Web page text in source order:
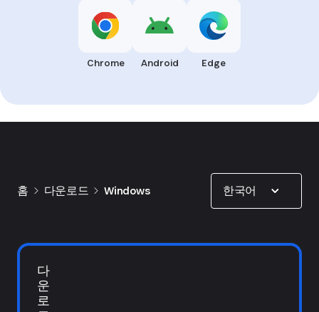
Chrome Android Edge
홈 다운로드 Windows 한국어
Show options
다
운
로